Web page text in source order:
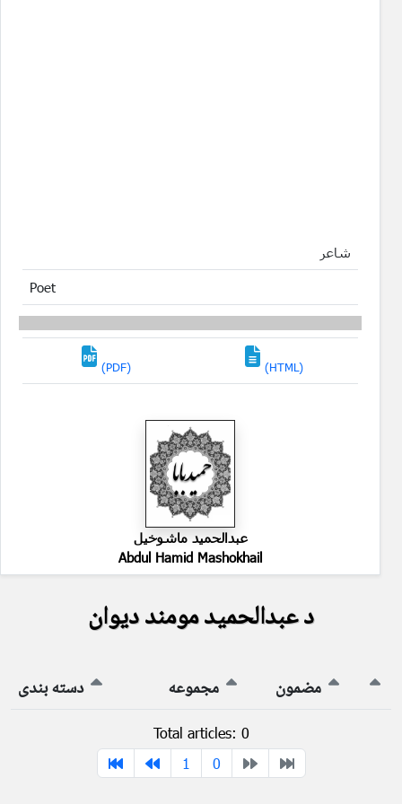
شاعر
Poet
(PDF) (HTML)
عبدالحمید ماشوخیل
Abdul Hamid Mashokhail
د عبدالحمید مومند دیوان
مضمون مجموعه دسته بندی
Total articles: 0
1
0